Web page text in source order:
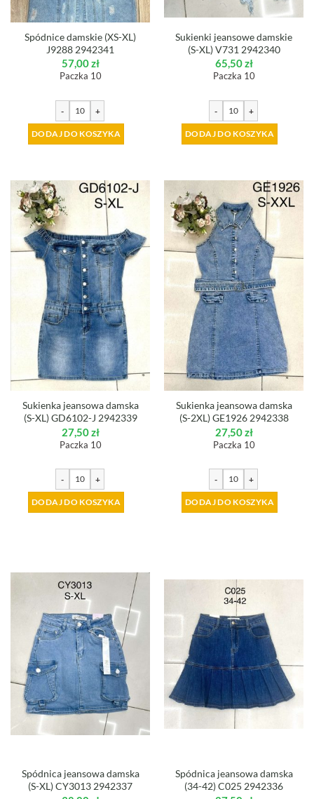
Spódnice damskie (XS-XL)
J9288 2942341
57,00zł
Paczka 10
- +
DODAJ DO KOSZYKA
Sukienki jeansowe damskie
(S-XL) V731 2942340
65,50zł
Paczka 10
- +
DODAJ DO KOSZYKA
Sukienka jeansowa damska
(S-XL) GD6102-J 2942339
27,50zł
Paczka 10
- +
DODAJ DO KOSZYKA
Sukienka jeansowa damska
(S-2XL) GE1926 2942338
27,50zł
Paczka 10
- +
DODAJ DO KOSZYKA
Spódnica jeansowa damska
(S-XL) CY3013 2942337
Spódnica jeansowa damska
(34-42) C025 2942336